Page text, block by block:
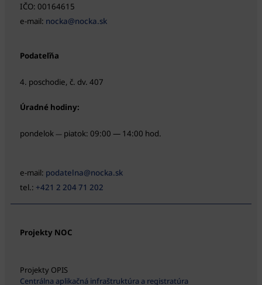
IČO: 00164615
e-mail: nocka@nocka.sk
Podateľňa
4. poschodie, č. dv. 407
Úradné hodiny:
pondelok — piatok: 09:00 — 14:00 hod.
e-mail: podatelna@nocka.sk
tel.: +421 2 204 71 202
Projekty NOC
Projekty OPIS
Centrálna aplikačná infraštruktúra a registratúra